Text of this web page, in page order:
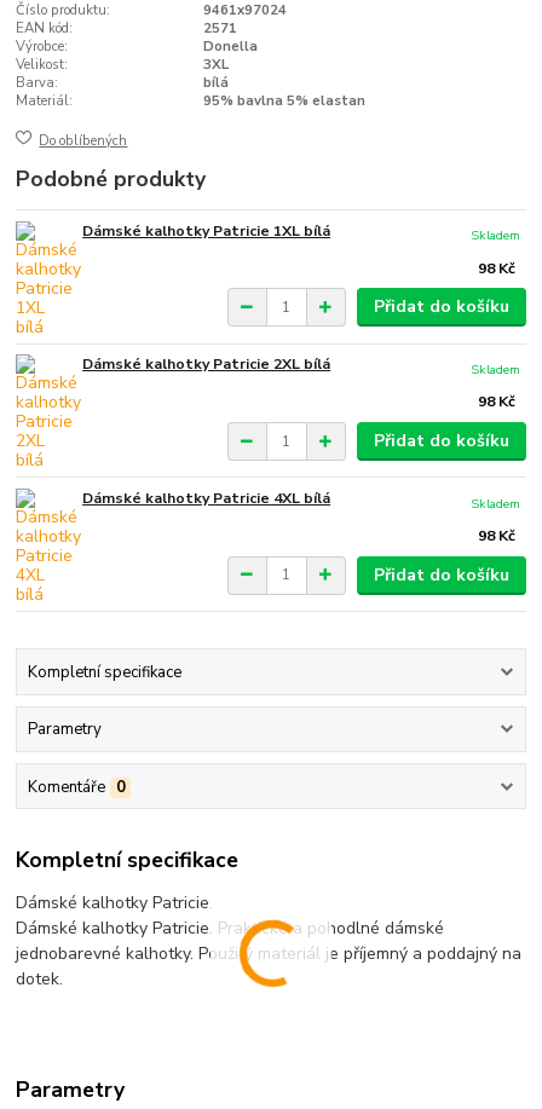
Číslo produktu:
9461x97024
EAN kód:
2571
Výrobce:
Donella
Velikost:
3XL
Barva:
bílá
Materiál:
95% bavlna 5% elastan
Do oblíbených
Podobné produkty
Dámské kalhotky Patricie 1XL bílá
98 Kč
Skladem
Přidat do košíku
Dámské kalhotky Patricie 2XL bílá
98 Kč
Skladem
Přidat do košíku
Dámské kalhotky Patricie 4XL bílá
98 Kč
Skladem
Přidat do košíku
Kompletní specifikace
Parametry
Komentáře 0
Kompletní specifikace
Dámské kalhotky Patricie.
Dámské kalhotky Patricie. Praktické a pohodlné dámské
jednobarevné kalhotky. Použitý materiál je příjemný a poddajný na
dotek.
Parametry